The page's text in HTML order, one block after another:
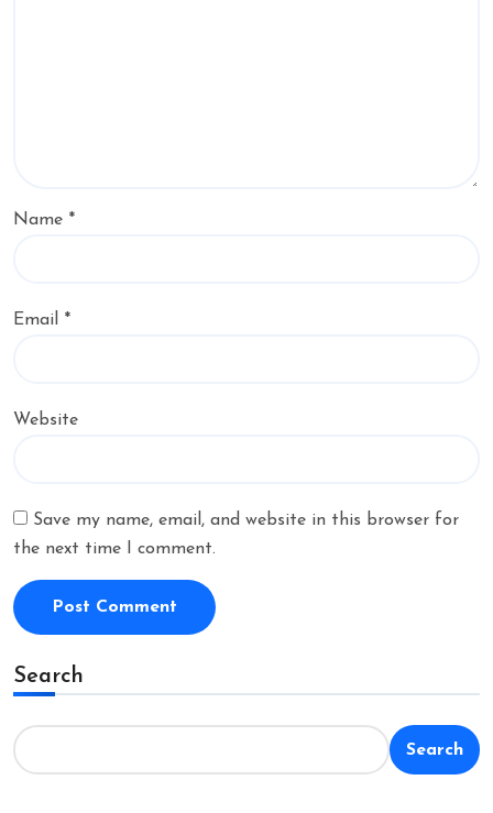
Name *
Email *
Website
Save my name, email, and website in this browser for
the next time I comment.
Search
Search